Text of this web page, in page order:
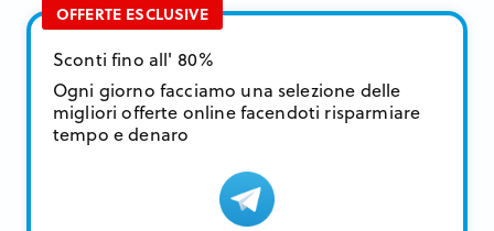
OFFERTE ESCLUSIVE
Sconti fino all' 80%
Ogni giorno facciamo una selezione delle
migliori offerte online facendoti risparmiare
tempo e denaro